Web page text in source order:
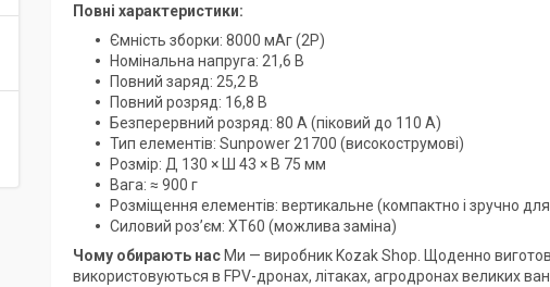
Повні характеристики:
Ємність зборки: 8000 мАг (2P)
Номінальна напруга: 21,6 В
Повний заряд: 25,2 В
Повний розряд: 16,8 В
Безперервний розряд: 80 А (піковий до 110 А)
Тип елементів: Sunpower 21700 (високострумові)
Розмір: Д 130 × Ш 43 × В 75 мм
Вага: ≈ 900 г
Розміщення елементів: вертикальне (компактно і зручно
Силовий роз’єм: XT60 (можлива заміна)
Чому обирають нас Ми — виробник Kozak Shop. Щоденно
використовуються в FPV-дронах, літаках, агродронах великих